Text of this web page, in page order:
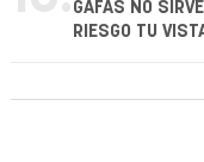
GAFAS NO
RIESGO TU